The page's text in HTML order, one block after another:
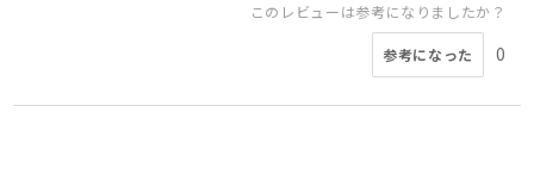
このレビューは参考になりましたか？
参考になった 0